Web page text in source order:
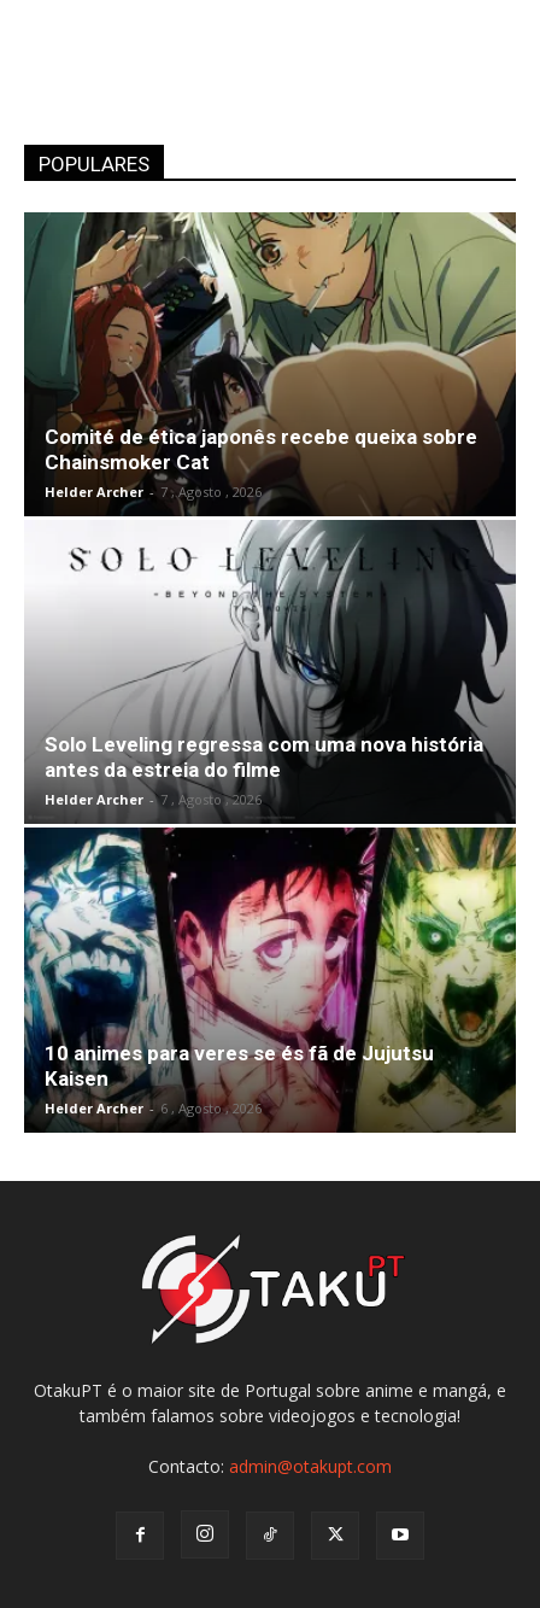
POPULARES
Comité de ética japonês recebe queixa sobre
Chainsmoker Cat
Helder Archer - 7 , Agosto , 2026
Solo Leveling regressa com uma nova história
antes da estreia do filme
Helder Archer - 7 , Agosto , 2026
10 animes para veres se és fã de Jujutsu
Kaisen
Helder Archer - 6 , Agosto , 2026
OtakuPT é o maior site de Portugal sobre anime e mangá, e
também falamos sobre videojogos e tecnologia!
Contacto: admin@otakupt.com